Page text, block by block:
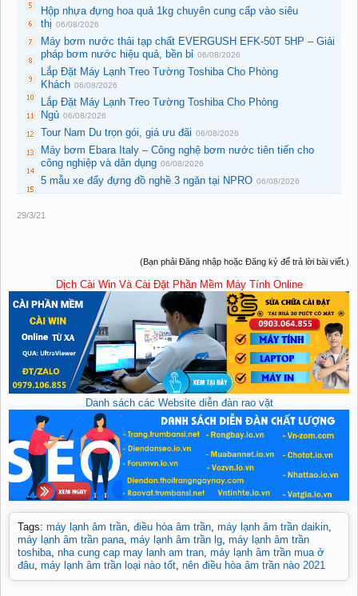
Hộp nhựa đựng hoa quả 1kg chuyên cung cấp vào siêu
thị 06/08/2026
Máy bơm nước thải tạp chất EVERGUSH EFK-50T 5HP – Giải
pháp bơm nước hiệu quả, bền bỉ 06/08/2026
Lắp Đặt Máy Lạnh Treo Tường Toshiba Cho Phòng
Khách 06/08/2026
Lắp Đặt Máy Lạnh Treo Tường Toshiba Cho Phòng
Ngủ 06/08/2026
Tour Nam Du trọn gói, giá ưu đãi 06/08/2026
Máy bơm Ebara Italy – Công nghệ bơm nước tiên tiến cho
công nghiệp và dân dụng 06/08/2026
5 mẫu xe đẩy đựng đồ nghề 3 ngăn tại NPRO 06/08/2026
29/3/21
(Bạn phải Đăng nhập hoặc Đăng ký để trả lời bài viết.)
Dịch Cài Win Và Cài Đặt Phần Mềm Máy Tính Online
Danh sách các Website diễn đàn rao vặt
Tags: máy lạnh âm trần điều hòa âm trần máy lạnh âm trần daikin
máy lạnh âm trần pana máy lạnh âm trần lg máy lạnh âm trần
toshiba nha cung cap may lanh am tran máy lạnh âm trần mua ở
đâu máy lạnh âm trần loại nào tốt nên điều hòa âm trần nào 2021